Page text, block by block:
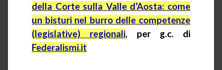
della Corte sulla Valle d’Aosta: come
un bisturi nel burro delle competenze
(legislative) regionali, per g.c. di
Federalismi.it